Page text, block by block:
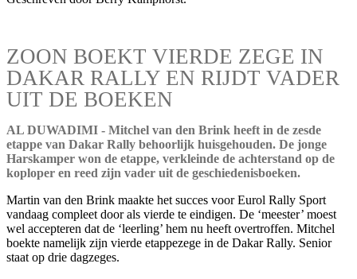
ZOON BOEKT VIERDE ZEGE IN
DAKAR RALLY EN RIJDT VADER
UIT DE BOEKEN
AL DUWADIMI - Mitchel van den Brink heeft in de zesde
etappe van Dakar Rally behoorlijk huisgehouden. De jonge
Harskamper won de etappe, verkleinde de achterstand op de
koploper en reed zijn vader uit de geschiedenisboeken.
Martin van den Brink maakte het succes voor Eurol Rally Sport
vandaag compleet door als vierde te eindigen. De ‘meester’ moest
wel accepteren dat de ‘leerling’ hem nu heeft overtroffen. Mitchel
boekte namelijk zijn vierde etappezege in de Dakar Rally. Senior
staat op drie dagzeges.